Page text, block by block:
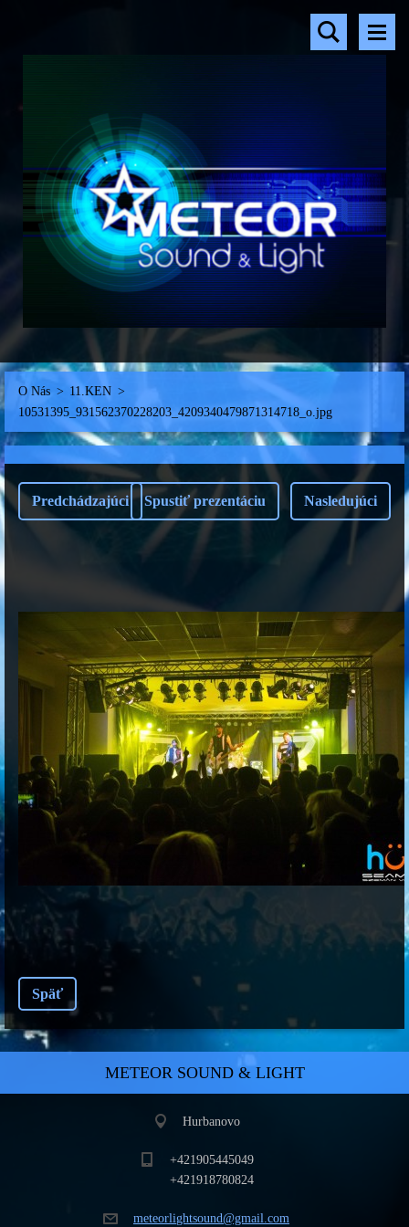
O Nás > 11.KEN >
10531395_931562370228203_4209340479871314718_o.jpg
Predchádzajúci Spustiť prezentáciu Nasledujúci
Späť
METEOR SOUND & LIGHT
Hurbanovo
+421905445049
+421918780824
meteorlightsound@gmail.com